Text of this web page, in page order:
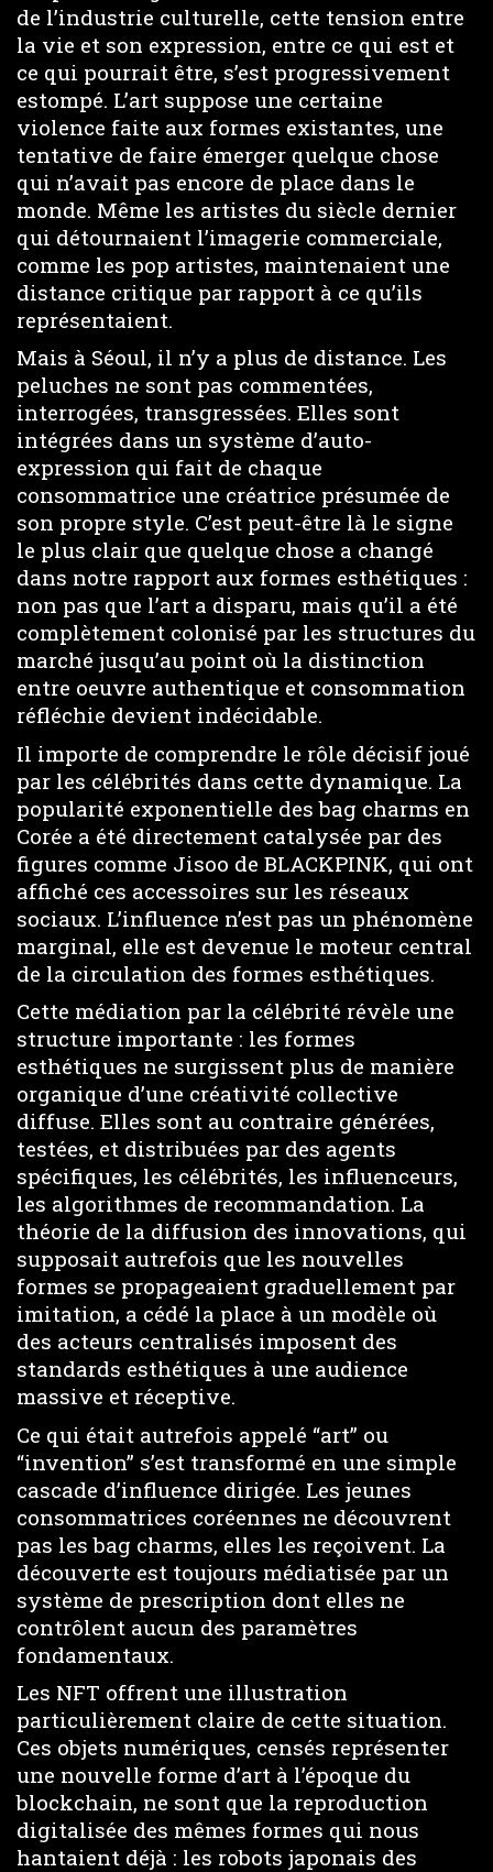
de l’industrie culturelle, cette tension entre
la vie et son expression, entre ce qui est et
ce qui pourrait être, s’est progressivement
estompé. L’art suppose une certaine
violence faite aux formes existantes, une
tentative de faire émerger quelque chose
qui n’avait pas encore de place dans le
monde. Même les artistes du siècle dernier
qui détournaient l’imagerie commerciale,
comme les pop artistes, maintenaient une
distance critique par rapport à ce qu’ils
représentaient.
Mais à Séoul, il n’y a plus de distance. Les
peluches ne sont pas commentées,
interrogées, transgressées. Elles sont
intégrées dans un système d’auto-
expression qui fait de chaque
consommatrice une créatrice présumée de
son propre style. C’est peut-être là le signe
le plus clair que quelque chose a changé
dans notre rapport aux formes esthétiques :
non pas que l’art a disparu, mais qu’il a été
complètement colonisé par les structures du
marché jusqu’au point où la distinction
entre oeuvre authentique et consommation
réfléchie devient indécidable.
Il importe de comprendre le rôle décisif joué
par les célébrités dans cette dynamique. La
popularité exponentielle des bag charms en
Corée a été directement catalysée par des
figures comme Jisoo de BLACKPINK, qui ont
affiché ces accessoires sur les réseaux
sociaux. L’influence n’est pas un phénomène
marginal, elle est devenue le moteur central
de la circulation des formes esthétiques.
Cette médiation par la célébrité révèle une
structure importante : les formes
esthétiques ne surgissent plus de manière
organique d’une créativité collective
diffuse. Elles sont au contraire générées,
testées, et distribuées par des agents
spécifiques, les célébrités, les influenceurs,
les algorithmes de recommandation. La
théorie de la diffusion des innovations, qui
supposait autrefois que les nouvelles
formes se propageaient graduellement par
imitation, a cédé la place à un modèle où
des acteurs centralisés imposent des
standards esthétiques à une audience
massive et réceptive.
Ce qui était autrefois appelé “art” ou
“invention” s’est transformé en une simple
cascade d’influence dirigée. Les jeunes
consommatrices coréennes ne découvrent
pas les bag charms, elles les reçoivent. La
découverte est toujours médiatisée par un
système de prescription dont elles ne
contrôlent aucun des paramètres
fondamentaux.
Les NFT offrent une illustration
particulièrement claire de cette situation.
Ces objets numériques, censés représenter
une nouvelle forme d’art à l’époque du
blockchain, ne sont que la reproduction
digitalisée des mêmes formes qui nous
hantaient déjà : les robots japonais des